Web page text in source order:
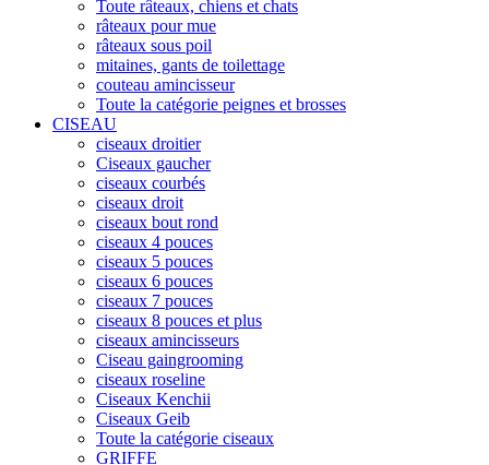
Toute râteaux, chiens et chats
râteaux pour mue
râteaux sous poil
mitaines, gants de toilettage
couteau amincisseur
Toute la catégorie peignes et brosses
CISEAU
ciseaux droitier
Ciseaux gaucher
ciseaux courbés
ciseaux droit
ciseaux bout rond
ciseaux 4 pouces
ciseaux 5 pouces
ciseaux 6 pouces
ciseaux 7 pouces
ciseaux 8 pouces et plus
ciseaux amincisseurs
Ciseau gaingrooming
ciseaux roseline
Ciseaux Kenchii
Ciseaux Geib
Toute la catégorie ciseaux
GRIFFE